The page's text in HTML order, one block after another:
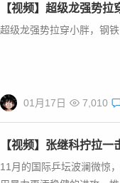
【视频】张继科拧拉一
最后一道防线，决赛中成